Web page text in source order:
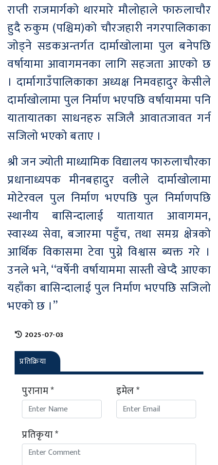
राप्ती राजमार्गको थारमारे मौलोहाले फारुलाचौर
हुदै रुकुम (पश्चिम)को चौरजहारी नगरपालिकाका
जोड्ने सडकअन्तर्गत दार्माखोलामा पुल बनेपछि
वर्षायामा आवागमनका लागि सहजता आएको छ
। दार्मागाउँपालिकाका अध्यक्ष निमवहादुर केसीले
दार्माखोलामा पुल निर्माण भएपछि वर्षायाममा पनि
यातायातका साधनहरु सजिलै आवातजावत गर्न
सजिलो भएको बताए ।
श्री जन ज्योती माध्यामिक विद्यालय फारुलाचौरका
प्रधानाध्यपक मीनबहादुर वलीले दार्माखोलामा
मोटेरवल पुल निर्माण भएपछि पुल निर्माणपछि
स्थानीय बासिन्दालाई यातायात आवागमन,
स्वास्थ्य सेवा, बजारमा पहुँच, तथा समग्र क्षेत्रको
आर्थिक विकासमा टेवा पुग्ने विश्वास ब्यक्त गरे ।
उनले भने, ‘‘वर्षेनी वर्षायाममा सास्ती खेप्दै आएका
यहाँका बासिन्दालाई पुल निर्माण भएपछि सजिलो
भएको छ ।’’
2025-07-03
प्रतिक्रिया
पुरानाम * इमेल *
प्रतिकृया *